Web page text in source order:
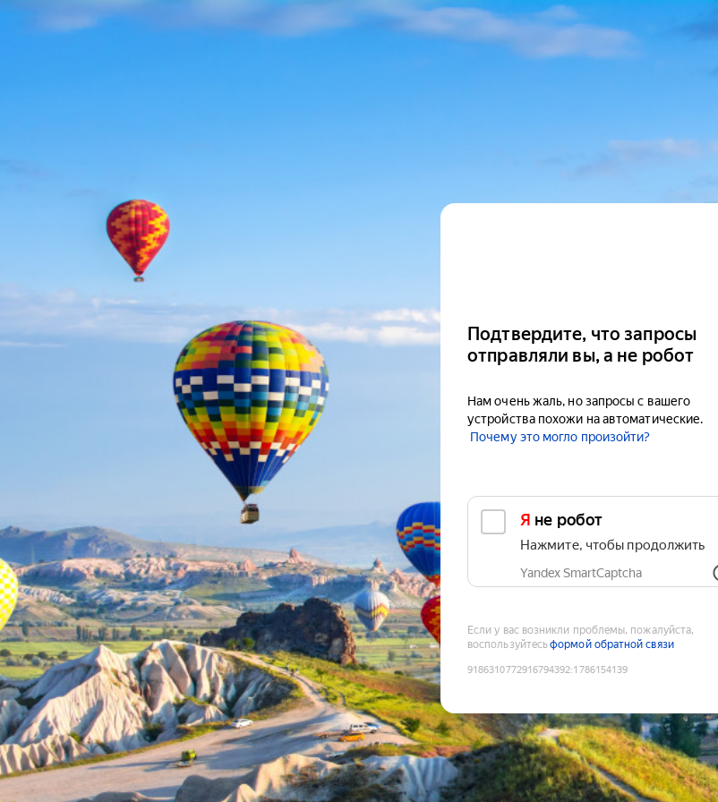
Подтвердите, что запросы
отправляли вы, а не робот
Нам очень жаль, но запросы с вашего
устройства похожи на автоматические.
Почему это могло произойти?
Я не робот
Нажмите, чтобы продолжить
Yandex SmartCaptcha
Если у вас возникли проблемы, пожалуйста,
воспользуйтесьформой обратной связи
9186310772916794392:1786154139